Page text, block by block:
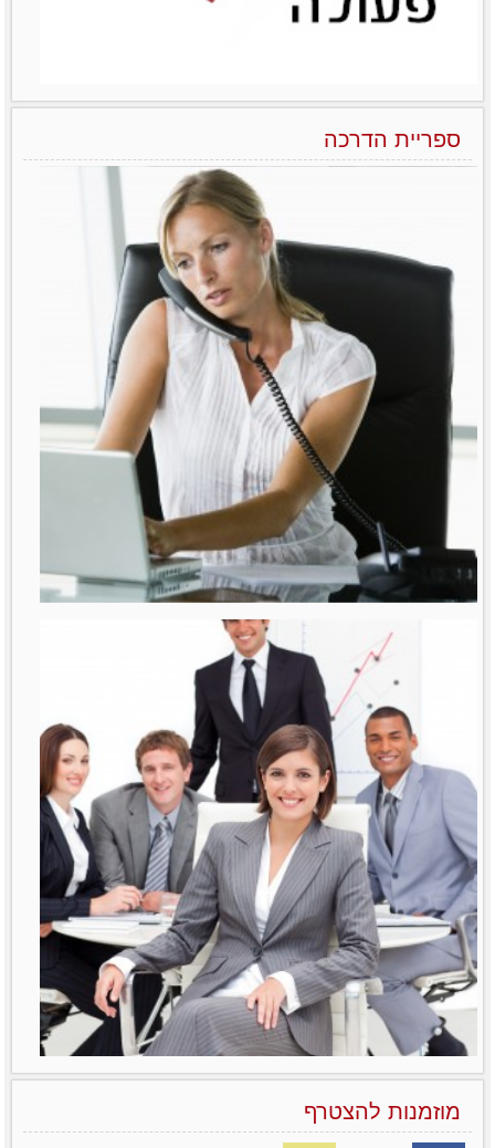
ספריית הדרכה
הניהול הנשי כמודל מנצח בעולם העסקים של המאה ה-21
רבות נאמר ונכתב על נשים מנהלות. דובר
על תקרת הזכוכית
לפרטים נוספים
מוזמנות להצטרף